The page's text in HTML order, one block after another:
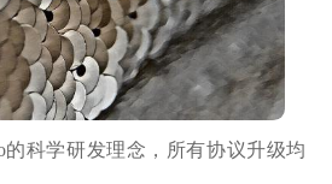
的科学研发理念，所有协议升级均